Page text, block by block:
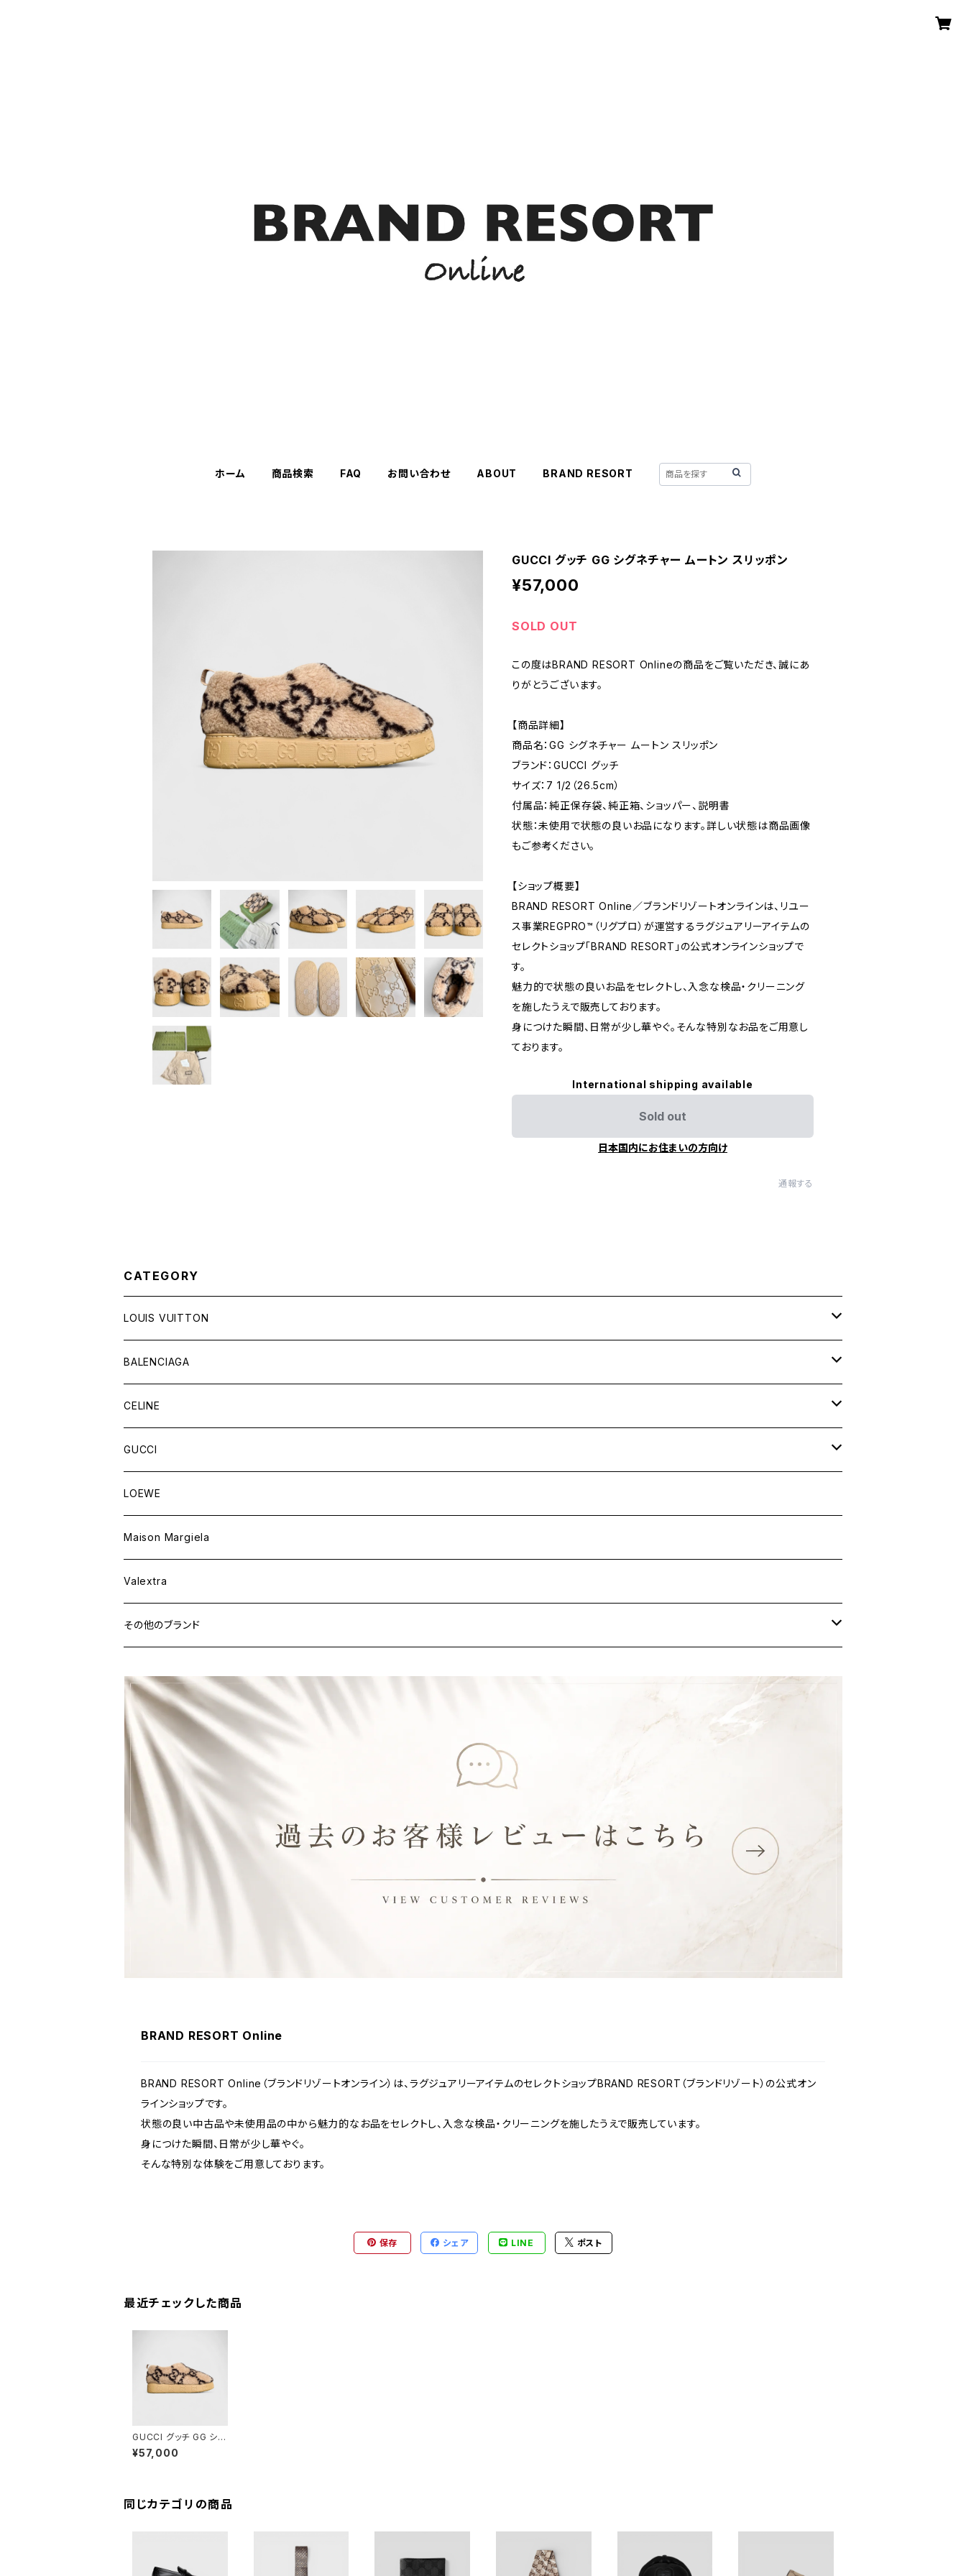
ホーム 商品検索 FAQ お問い合わせ ABOUT BRAND RESORT
GUCCI グッチ GG シグネチャー ムートン スリッポン
¥57,000
SOLD OUT
この度はBRAND RESORT Onlineの商品をご覧いただき、誠にあ
りがとうございます。
【商品詳細】
商品名：GG シグネチャー ムートン スリッポン
ブランド：GUCCI グッチ
サイズ：7 1/2（26.5cm）
付属品：純正保存袋、純正箱、ショッパー、説明書
状態：未使用で状態の良いお品になります。詳しい状態は商品画像
もご参考ください。
【ショップ概要】
BRAND RESORT Online／ブランドリゾートオンラインは、リユー
ス事業REGPRO™（リグプロ）が運営するラグジュアリーアイテムの
セレクトショップ「BRAND RESORT」の公式オンラインショップで
す。
魅力的で状態の良いお品をセレクトし、入念な検品・クリーニング
を施したうえで販売しております。
身につけた瞬間、日常が少し華やぐ。そんな特別なお品をご用意し
ております。
International shipping available
Sold out
日本国内にお住まいの方向け
通報する
CATEGORY
LOUIS VUITTON
バッグ
財布&小物
ウェア
BALENCIAGA
バッグ
財布&小物
ウェア
CELINE
バッグ
財布&小物
ウェア
GUCCI
バッグ
財布&小物
ウェア
LOEWE
Maison Margiela
Valextra
その他のブランド
財布&小物
ウェア
BRAND RESORT Online
BRAND RESORT Online（ブランドリゾートオンライン）は、ラグジュアリーアイテムのセレクトショップBRAND RESORT（ブランドリゾート）の公式オン
ラインショップです。
状態の良い中古品や未使用品の中から魅力的なお品をセレクトし、入念な検品・クリーニングを施したうえで販売しています。
身につけた瞬間、日常が少し華やぐ。
そんな特別な体験をご用意しております。
保存 シェア LINE ポスト
最近チェックした商品
GUCCI グッチ GG シグ
ネチャー ムートン スリ
ッポン
¥57,000
同じカテゴリの商品